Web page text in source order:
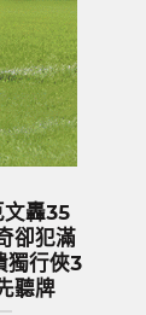
轟35
卻犯滿
獨行俠3
聽牌